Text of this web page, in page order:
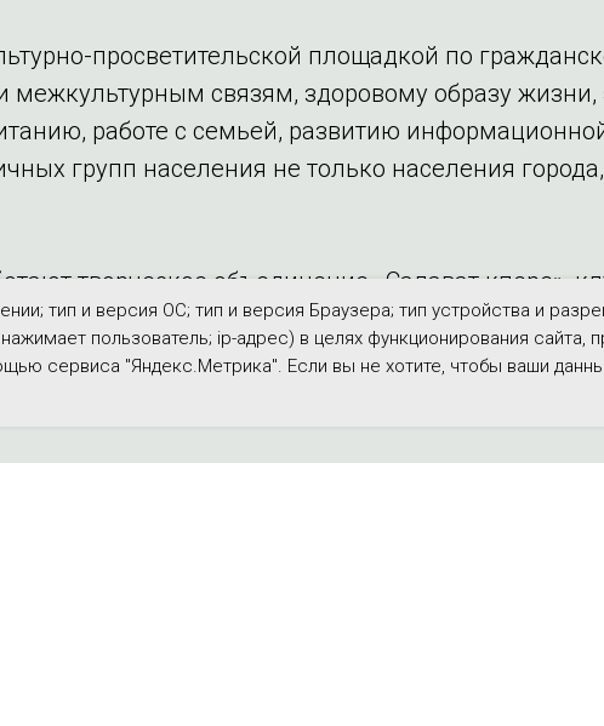
просветительской площадкой по
связям, здоровому образу жизни,
работе с семьей, развитию
групп населения не только населения
творческое объединение «Салават күпере»,
тип и версия ОС; тип и версия Браузера; тип устройства и
пользователь; ip-адрес) в целях функционирования сайта,
сервиса "Яндекс.Метрика". Если вы не хотите, чтобы ваши